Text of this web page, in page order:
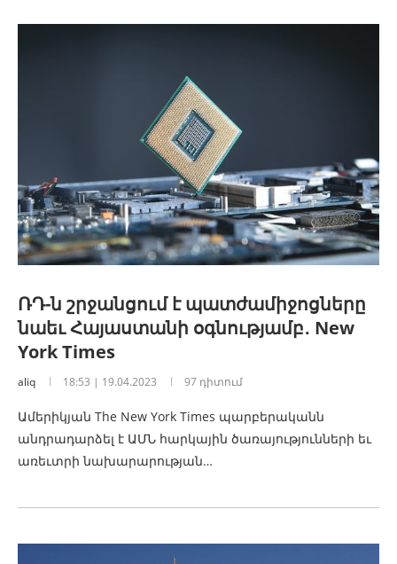
ՌԴ-ն շրջանցում է պատժամիջոցները
նաեւ Հայաստանի օգնությամբ․ New
York Times
aliq 18:53 | 19.04.2023 97 դիտում
Ամերիկյան The New York Times պարբերականն
անդրադարձել է ԱՄՆ հարկային ծառայությունների եւ
առեւտրի նախարարության…